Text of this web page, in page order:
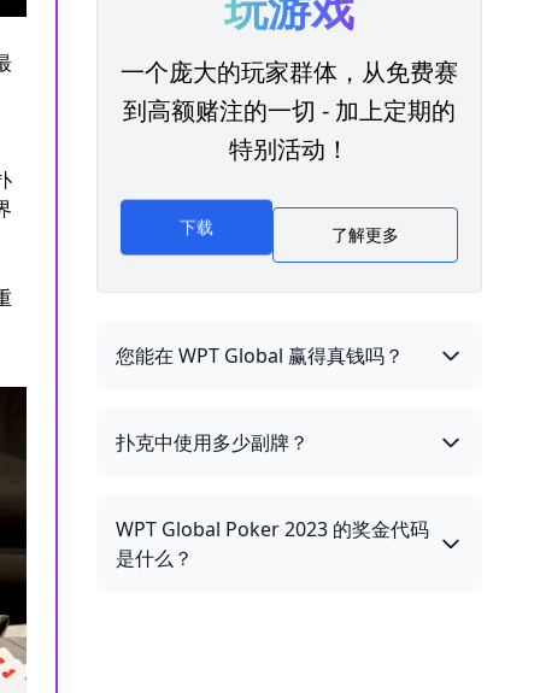
一个庞大的玩家群体，从免费赛
到高额赌注的一切 - 加上定期的
特别活动！
下载 了解更多
您能在 WPT Global 赢得真钱吗？
扑克中使用多少副牌？
WPT Global Poker 2023 的奖金代码
是什么？